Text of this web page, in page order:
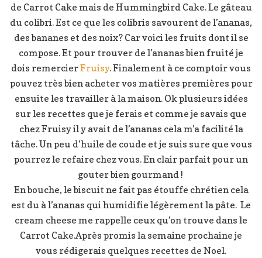
de Carrot Cake mais de Hummingbird Cake. Le gâteau
du colibri. Est ce que les colibris savourent de l’ananas,
des bananes et des noix? Car voici les fruits dont il se
compose. Et pour trouver de l’ananas bien fruité je
dois remercierFruisy. Finalement à ce comptoir vous
pouvez très bien acheter vos matières premières pour
ensuite les travailler à la maison. Ok plusieurs idées
sur les recettes que je ferais et comme je savais que
chez Fruisy il y avait de l’ananas cela m’a facilité la
tâche. Un peu d’huile de coude et je suis sure que vous
pourrez le refaire chez vous. En clair parfait pour un
gouter bien gourmand !
En bouche, le biscuit ne fait pas étouffe chrétien cela
est du à l’ananas qui humidifie légèrement la pâte. Le
cream cheese me rappelle ceux qu’on trouve dans le
Carrot Cake.Après promis la semaine prochaine je
vous rédigerais quelques recettes de Noel.